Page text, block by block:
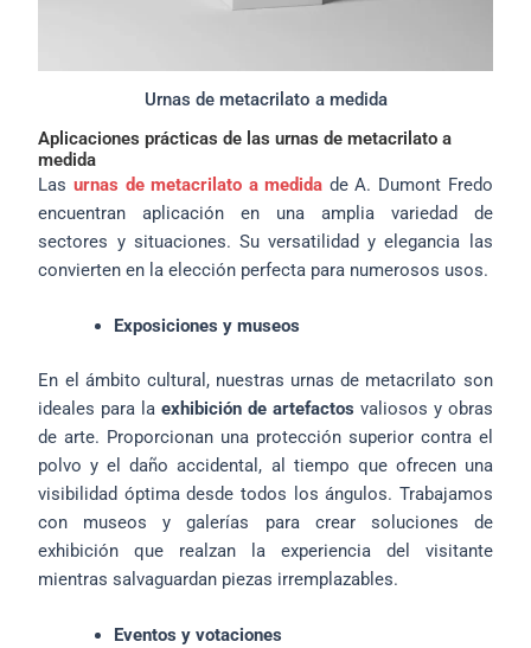
Urnas de metacrilato a medida
Aplicaciones prácticas de las urnas de metacrilato a
medida
Lasurnas de metacrilato a medida de A. Dumont Fredo
encuentran aplicación en una amplia variedad de
sectores y situaciones. Su versatilidad y elegancia las
convierten en la elección perfecta para numerosos usos.
Exposiciones y museos
En el ámbito cultural, nuestras urnas de metacrilato son
ideales para laexhibición de artefactos valiosos y obras
de arte. Proporcionan una protección superior contra el
polvo y el daño accidental, al tiempo que ofrecen una
visibilidad óptima desde todos los ángulos. Trabajamos
con museos y galerías para crear soluciones de
exhibición que realzan la experiencia del visitante
mientras salvaguardan piezas irremplazables.
Eventos y votaciones